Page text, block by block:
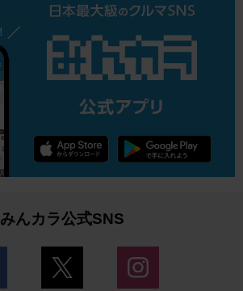
みんカラ公式SNS